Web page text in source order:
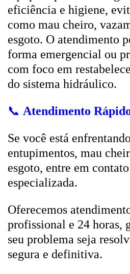
eficiência e higiene,
como mau cheiro,
esgoto. O atendimento
forma emergencial ou
com foco em
do sistema hidráulico.
📞 Atendimento
Se você está
entupimentos, mau
esgoto, entre em
especializada.
Oferecemos
profissional e 24 horas,
seu problema seja
segura e definitiva.